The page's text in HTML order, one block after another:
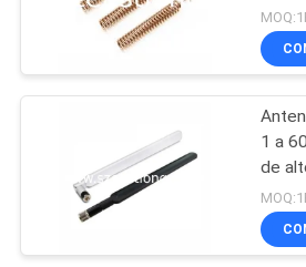
NOTÍCIA
CASOS
SOLICITE UM
ORÇAMENTO
Jammer do
superior
1 a
de